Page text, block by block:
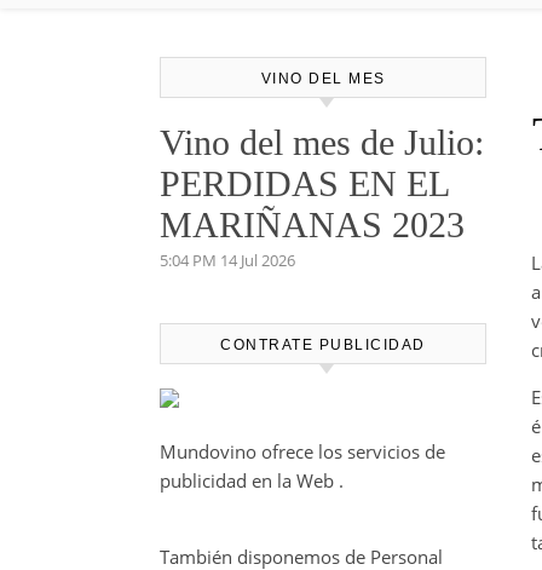
VINO DEL MES
Vino del mes de Julio:
PERDIDAS EN EL
MARIÑANAS 2023
5:04 PM 14 Jul 2026
CONTRATE PUBLICIDAD
Mundovino ofrece los servicios de
publicidad en la Web .
También disponemos de Personal